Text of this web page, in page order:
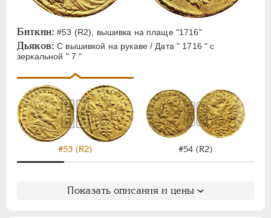
Биткин: #53 (R2), вышивка на плаще "1716"
Дьяков: С вышивкой на рукаве / Дата " 1716 " с
зеркальной " 7 "
#53 (R2) #54 (R2)
Показать описания и цены